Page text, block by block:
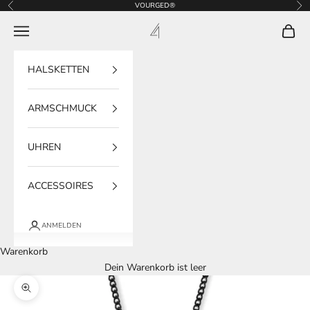
Zum Inhalt springen
Zurück VOURGED® Vor
VOURGED®
Navigationsmenü öffnen
HALSKETTEN
ARMSCHMUCK
UHREN
ACCESSOIRES
ANMELDEN
Warenkorb
Dein Warenkorb ist leer
Bild vergrößern